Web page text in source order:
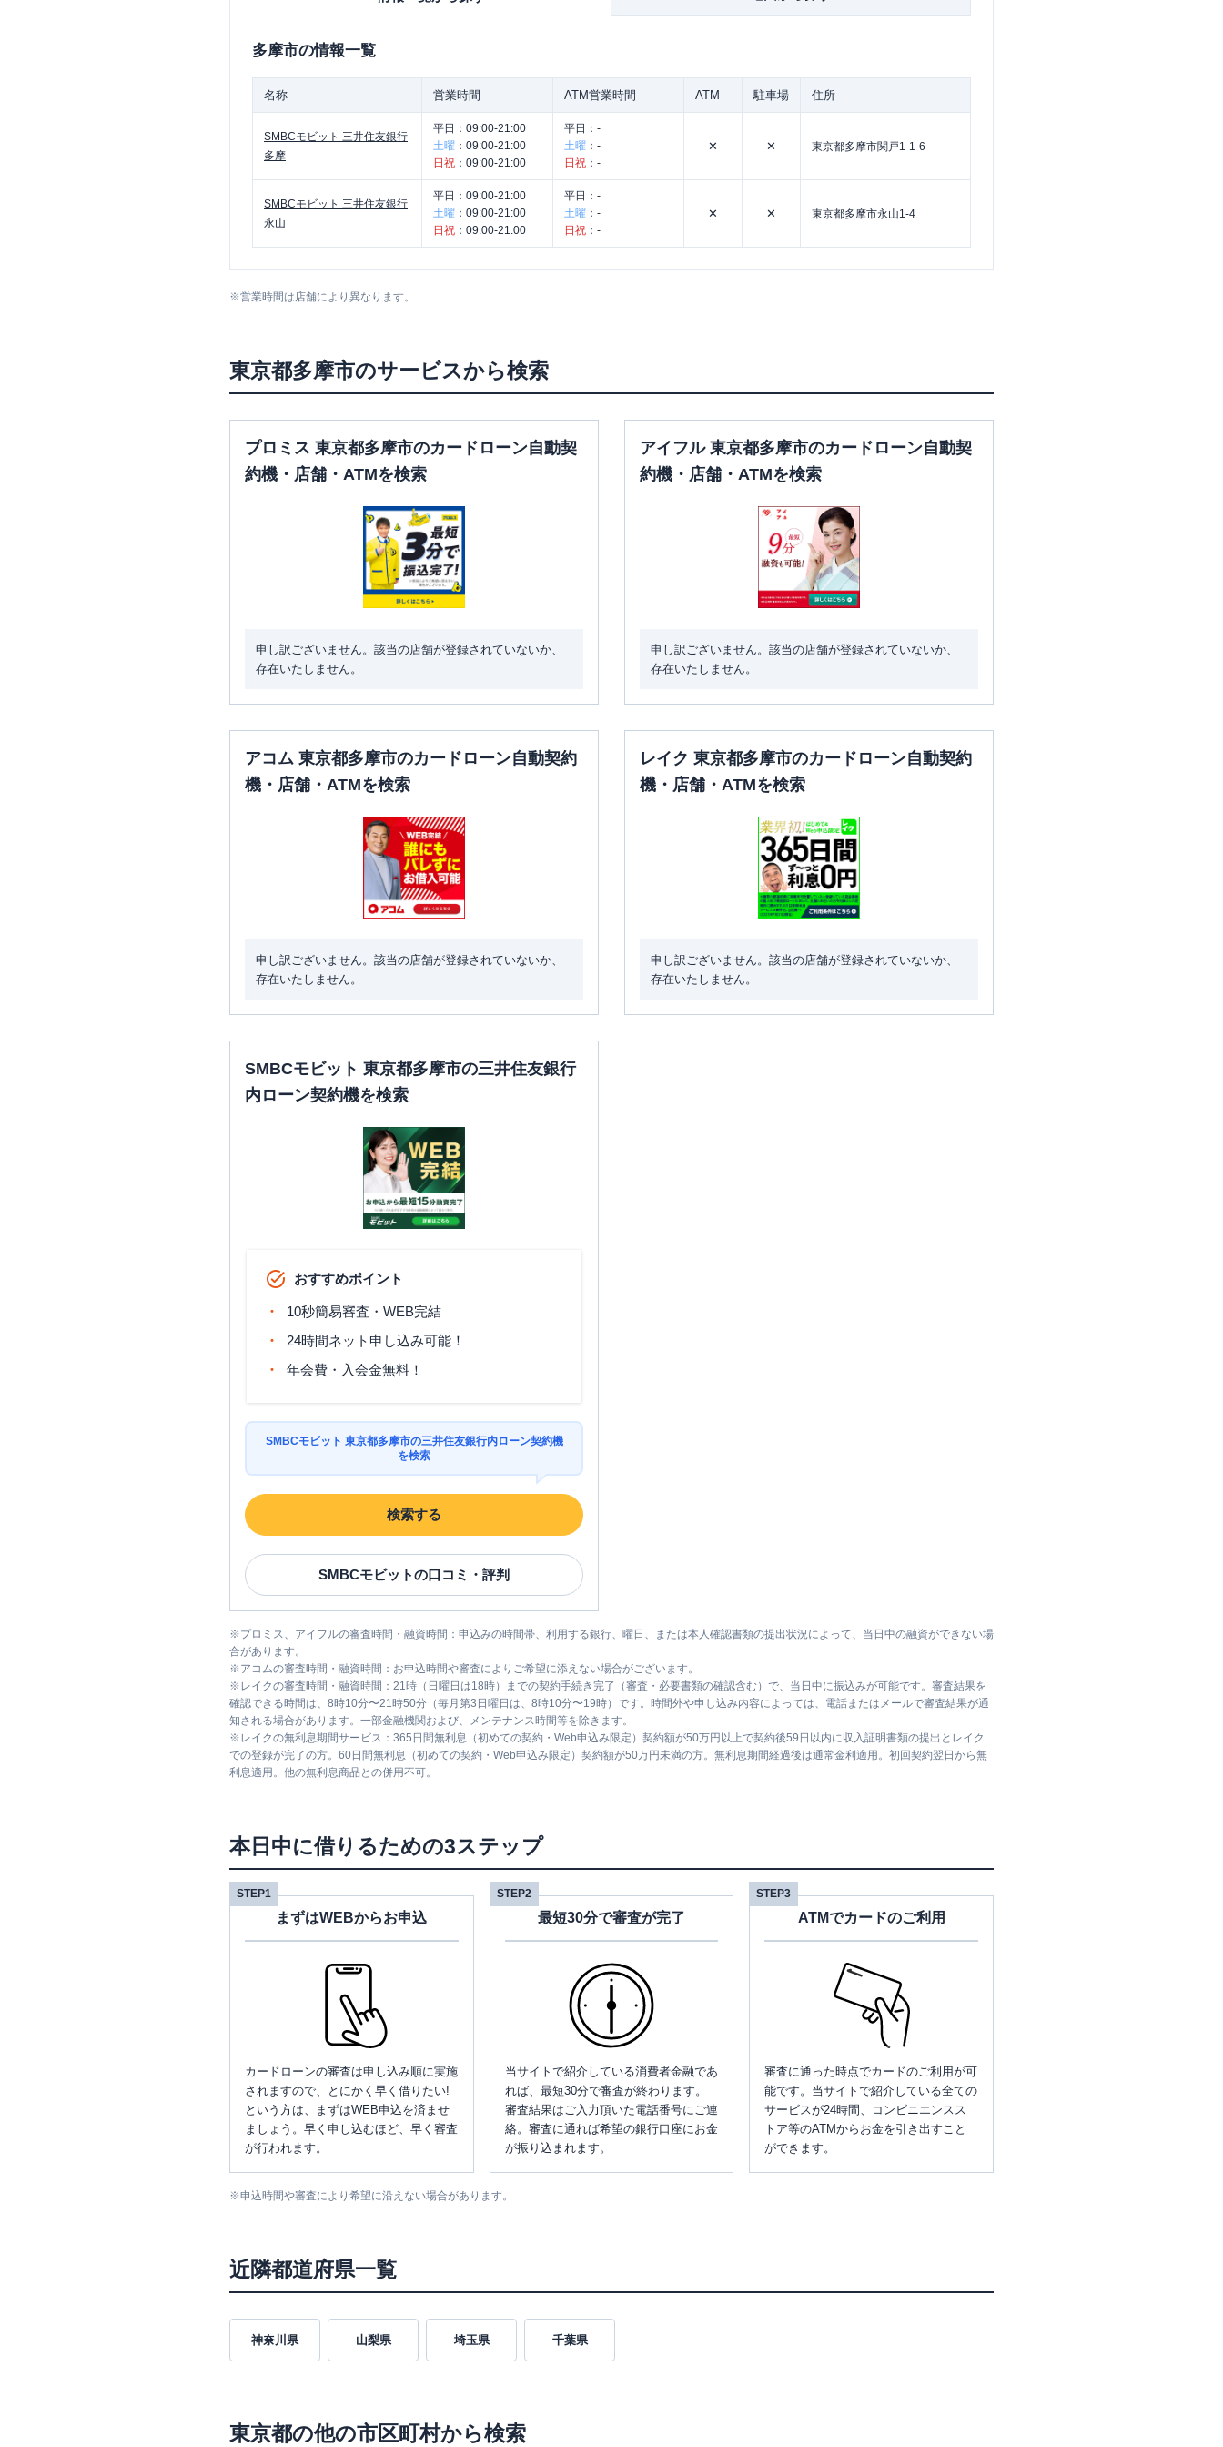
多摩市の情報一覧
名称 営業時間 ATM営業時間 ATM 駐車場 住所
SMBCモビット 三井住友銀行
多摩
平日： 09:00-21:00
土曜 ： 09:00-21:00
日祝 ： 09:00-21:00
平日： -
土曜 ： -
日祝 ： -
✕ ✕ 東京都多摩市関戸1-1-6
SMBCモビット 三井住友銀行
永山
平日： 09:00-21:00
土曜 ： 09:00-21:00
日祝 ： 09:00-21:00
平日： -
土曜 ： -
日祝 ： -
✕ ✕ 東京都多摩市永山1-4
※営業時間は店舗により異なります。
東京都多摩市のサービスから検索
プロミス 東京都多摩市のカードローン自動契
約機・店舗・ATMを検索
申し訳ございません。該当の店舗が登録されていないか、
存在いたしません。
アイフル 東京都多摩市のカードローン自動契
約機・店舗・ATMを検索
申し訳ございません。該当の店舗が登録されていないか、
存在いたしません。
アコム 東京都多摩市のカードローン自動契約
機・店舗・ATMを検索
申し訳ございません。該当の店舗が登録されていないか、
存在いたしません。
レイク 東京都多摩市のカードローン自動契約
機・店舗・ATMを検索
申し訳ございません。該当の店舗が登録されていないか、
存在いたしません。
SMBCモビット 東京都多摩市の三井住友銀行
内ローン契約機を検索
おすすめポイント
10秒簡易審査・WEB完結
24時間ネット申し込み可能！
年会費・入会金無料！
SMBCモビット 東京都多摩市の三井住友銀行内ローン契約機
を検索
検索する
SMBCモビットの口コミ・評判
※プロミス、アイフルの審査時間・融資時間：申込みの時間帯、利用する銀行、曜日、または本人確認書類の提出状況によって、当日中の融資ができない場
合があります。
※アコムの審査時間・融資時間：お申込時間や審査によりご希望に添えない場合がございます。
※ レイクの審査時間・融資時間：21時（日曜日は18時）までの契約手続き完了（審査・必要書類の確認含む）で、当日中に振込みが可能です。審査結果を
確認できる時間は、8時10分〜21時50分（毎月第3日曜日は、8時10分〜19時）です。時間外や申し込み内容によっては、電話またはメールで審査結果が通
知される場合があります。一部金融機関および、メンテナンス時間等を除きます。
※ レイクの無利息期間サービス：365日間無利息（初めての契約・Web申込み限定）契約額が50万円以上で契約後59日以内に収入証明書類の提出とレイク
での登録が完了の方。60日間無利息（初めての契約・Web申込み限定）契約額が50万円未満の方。無利息期間経過後は通常金利適用。初回契約翌日から無
利息適用。他の無利息商品との併用不可。
本日中に借りるための3ステップ
STEP1
まずはWEBからお申込
カードローンの審査は申し込み順に実施
されますので、とにかく早く借りたい!
という方は、まずはWEB申込を済ませ
ましょう。早く申し込むほど、早く審査
が行われます。
STEP2
最短30分で審査が完了
当サイトで紹介している消費者金融であ
れば、最短30分で審査が終わります。
審査結果はご入力頂いた電話番号にご連
絡。審査に通れば希望の銀行口座にお金
が振り込まれます。
STEP3
ATMでカードのご利用
審査に通った時点でカードのご利用が可
能です。当サイトで紹介している全ての
サービスが24時間、コンビニエンスス
トア等のATMからお金を引き出すこと
ができます。
※申込時間や審査により希望に沿えない場合があります。
近隣都道府県一覧
神奈川県 山梨県 埼玉県 千葉県
東京都の他の市区町村から検索